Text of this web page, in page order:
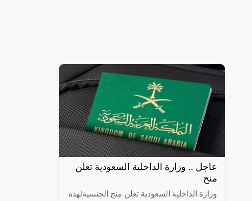
عاجل .. وزارة الداخلية السعودية تعلن
منح
وزارة الداخلية السعودية تعلن منح الجنسيةلهذه